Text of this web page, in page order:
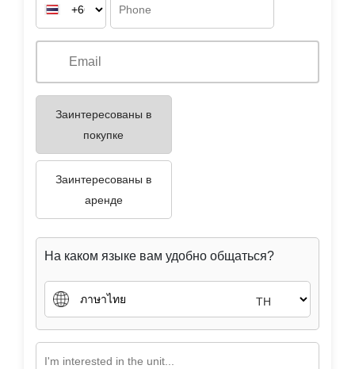
Заинтересованы в
покупке
Заинтересованы в
аренде
На каком языке вам удобно общаться?
TH